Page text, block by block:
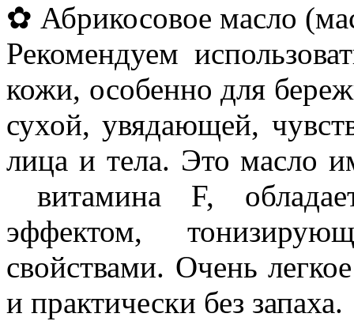
✿ Абрикосовое масло
Рекомендуем
кожи, особенно для
сухой, увядающей,
лица и тела. Это масло
витамина F,
эффектом,
свойствами. Очень
и практически без запаха.